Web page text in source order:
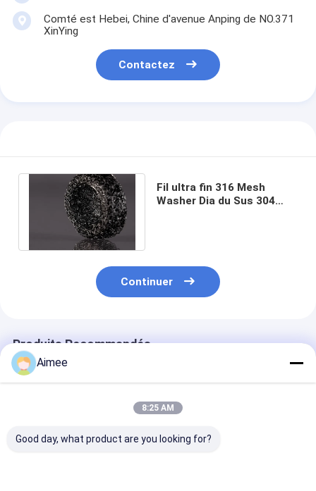
Comté est Hebei, Chine d'avenue Anping de NO.371
XinYing
Contactez
Fil ultra fin 316 Mesh
Washer Dia du Sus 304
Continuer
Produits Recommandés
Aimee
8:25 AM
Good day, what product are you looking for?